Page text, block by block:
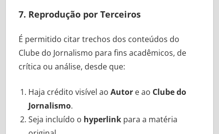
7. Reprodução por Terceiros
É permitido citar trechos dos conteúdos do
Clube do Jornalismo para fins acadêmicos, de
crítica ou análise, desde que:
Haja crédito visível ao Autore ao Clube do
Jornalismo.
Seja incluído o hyperlinkpara a matéria